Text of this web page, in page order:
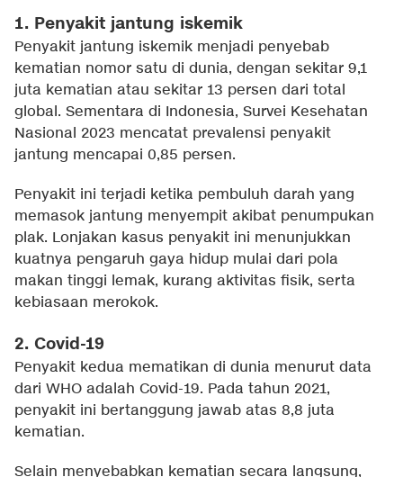
1. Penyakit jantung iskemik
Penyakit jantung iskemik menjadi penyebab
kematian nomor satu di dunia, dengan sekitar 9,1
juta kematian atau sekitar 13 persen dari total
global. Sementara di Indonesia, Survei Kesehatan
Nasional 2023 mencatat prevalensi penyakit
jantung mencapai 0,85 persen.
Penyakit ini terjadi ketika pembuluh darah yang
memasok jantung menyempit akibat penumpukan
plak. Lonjakan kasus penyakit ini menunjukkan
kuatnya pengaruh gaya hidup mulai dari pola
makan tinggi lemak, kurang aktivitas fisik, serta
kebiasaan merokok.
2. Covid-19
Penyakit kedua mematikan di dunia menurut data
dari WHO adalah Covid-19. Pada tahun 2021,
penyakit ini bertanggung jawab atas 8,8 juta
kematian.
Selain menyebabkan kematian secara langsung,